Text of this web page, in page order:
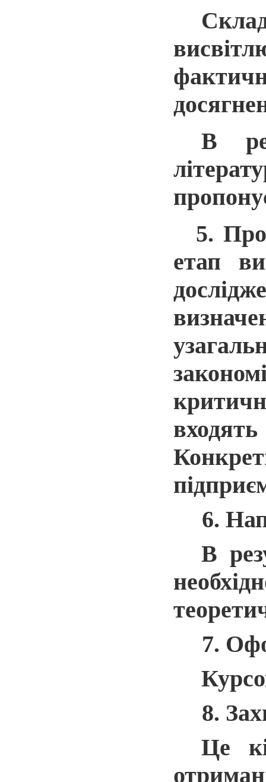
В
5.
етап
6.
В
7.
8.
Це